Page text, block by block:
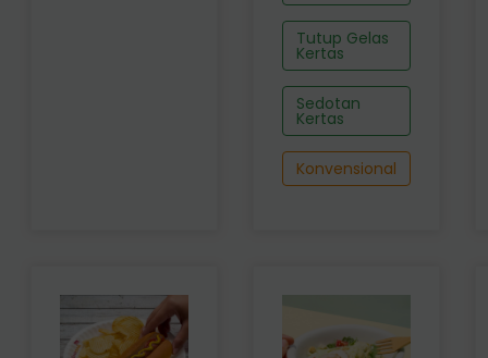
Tutup Gelas
Kertas
Sedotan
Kertas
Konvensional